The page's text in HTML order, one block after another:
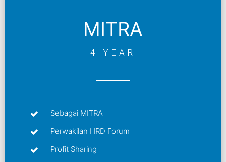
MITRA
4 YEAR
Sebagai MITRA
Perwakilan HRD Forum
Profit Sharing